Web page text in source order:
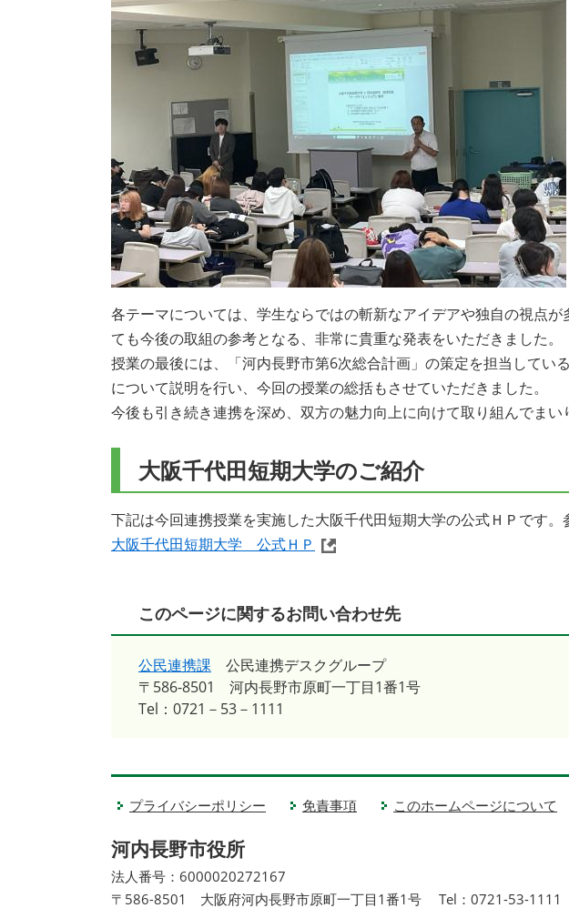
各テーマについては、学生ならではの斬新なアイデアや独自の視点
ても今後の取組の参考となる、非常に貴重な発表をいただきました。
授業の最後には、「河内長野市第6次総合計画」の策定を担当してい
について説明を行い、今回の授業の総括もさせていただきました。
今後も引き続き連携を深め、双方の魅力向上に向けて取り組んでまい
大阪千代田短期大学のご紹介
下記は今回連携授業を実施した大阪千代田短期大学の公式ＨＰです。
大阪千代田短期大学 公式ＨＰ
このページに関するお問い合わせ先
公民連携課
公民連携デスクグループ
〒586-8501
河内長野市原町一丁目1番1号
Tel：0721－53－1111
プライバシーポリシー 免責事項 このホームページについて
河内長野市役所
法人番号：6000020272167
〒586-8501 大阪府河内長野市原町一丁目1番1号
Tel：0721-53-1111